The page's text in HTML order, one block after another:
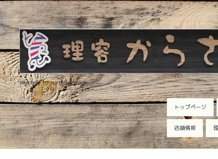
Welcome to our homepage
トップページ
店舗情報